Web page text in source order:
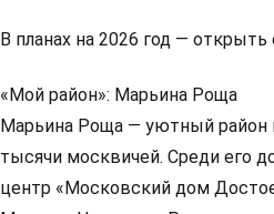
В планах на 2026 год —
«Мой район»: Марьина Роща
Марьина Роща — уютный район
тысячи москвичей. Среди его
центр «Московский дом